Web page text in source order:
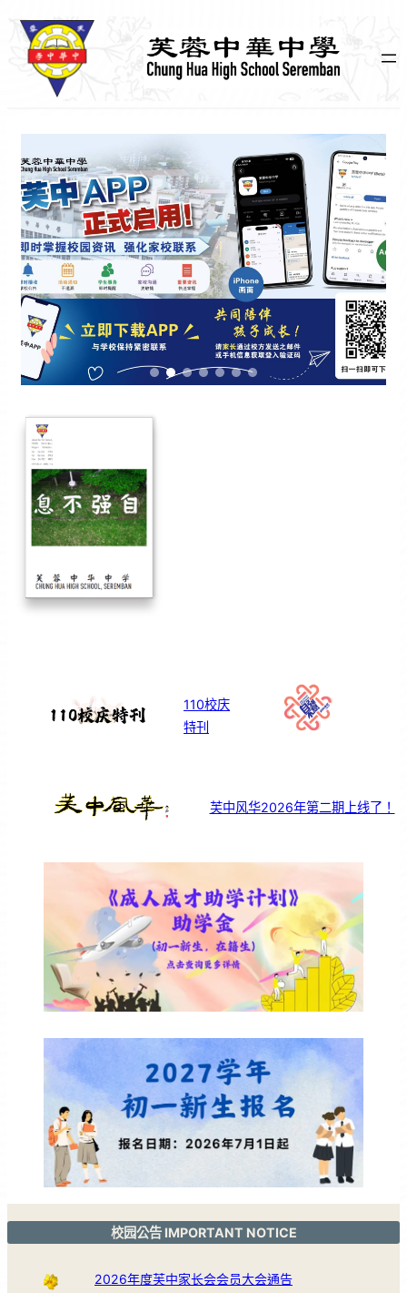
110校庆
特刊
芙中风华2026年第二期上线了！
校园公告 IMPORTANT NOTICE
2026年度芙中家长会会员大会通告